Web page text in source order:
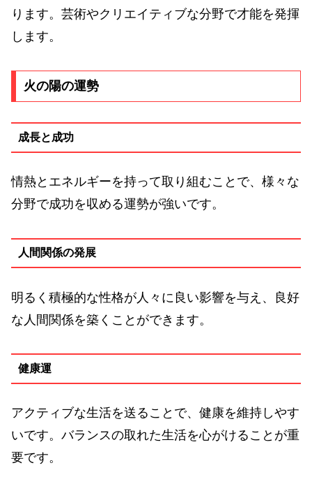
ります。芸術やクリエイティブな分野で才能を発揮
します。
火の陽の運勢
成長と成功
情熱とエネルギーを持って取り組むことで、様々な
分野で成功を収める運勢が強いです。
人間関係の発展
明るく積極的な性格が人々に良い影響を与え、良好
な人間関係を築くことができます。
健康運
アクティブな生活を送ることで、健康を維持しやす
いです。バランスの取れた生活を心がけることが重
要です。